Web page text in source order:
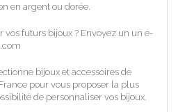
en argent ou dorée.
vos futurs bijoux ? Envoyez un un e-
bijoux et accessoires de
pour vous proposer la plus
de personnaliser vos bijoux.